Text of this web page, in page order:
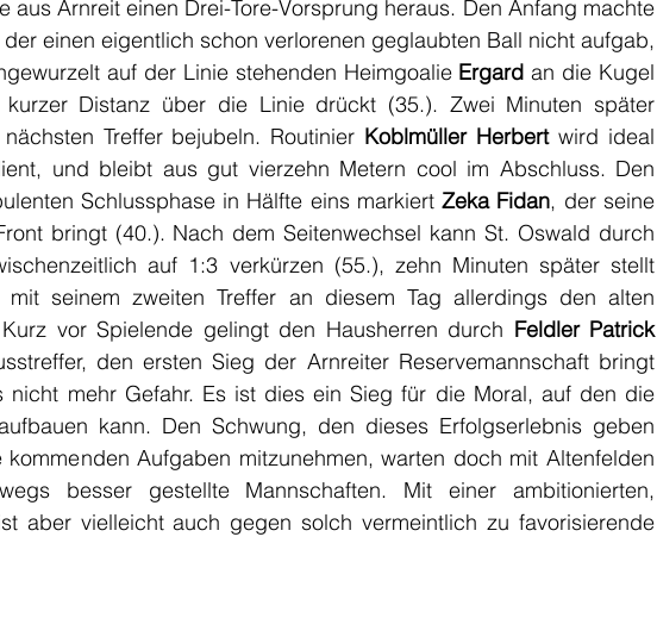
der einen eigentlich schon verlorenen geglaubten Ball nicht aufgab,
auf der Linie stehenden Heimgoalie Ergard an die Kugel
Distanz über die Linie drückt (35.). Zwei Minuten später
Treffer bejubeln. Routinier Koblmüller Herbert wird ideal
und bleibt aus gut vierzehn Metern cool im Abschluss. Den
Schlussphase in Hälfte eins markiert Zeka Fidan, der seine
auf 1:3 verkürzen (55.), zehn Minuten später stellt
mit seinem zweiten Treffer an diesem Tag allerdings den alten
vor Spielende gelingt den Hausherren durch
Feldler Patrick
den ersten Sieg der Arnreiter Reservemannschaft bringt
nicht mehr Gefahr. Es ist dies ein Sieg für die Moral, auf den die
kann. Den Schwung, den dieses Erfolgserlebnis geben
Aufgaben mitzunehmen, warten doch mit Altenfelden
besser gestellte Mannschaften. Mit einer ambitionierten,
aber vielleicht auch gegen solch vermeintlich zu favorisierende